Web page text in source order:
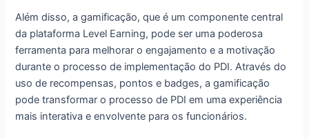
Além disso, a gamificação, que é um componente central
da plataforma Level Earning, pode ser uma poderosa
ferramenta para melhorar o engajamento e a motivação
durante o processo de implementação do PDI. Através do
uso de recompensas, pontos e badges, a gamificação
pode transformar o processo de PDI em uma experiência
mais interativa e envolvente para os funcionários.